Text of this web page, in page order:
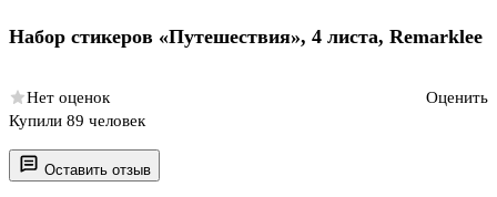
Оставить отзыв
Набор стикеров «Путешествия», 4 листа, Remarklee
Нет оценок
Оценить
Купили 89 человек